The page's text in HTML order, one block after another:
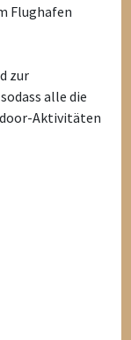
Flughafen
zur
alle die
Aktivitäten